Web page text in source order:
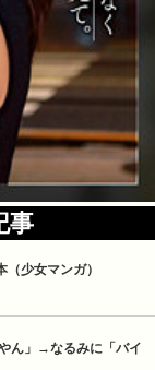
事
少女マンガ）
ん」→なるみに「バイ